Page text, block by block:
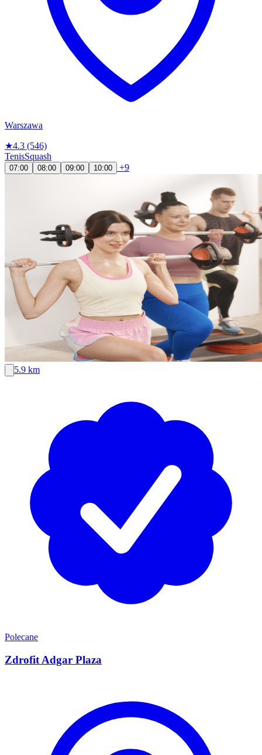
Warszawa
★4.3 (546)
TenisSquash
07:00 08:00 09:00 10:00 +9
5.9 km
Polecane
Zdrofit Adgar Plaza